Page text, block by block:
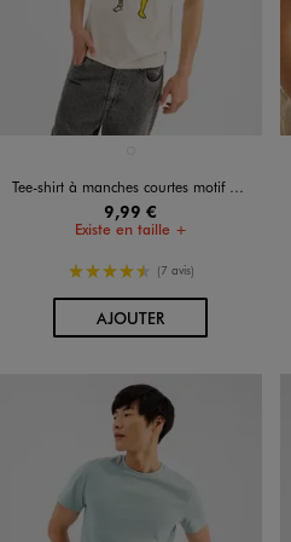
Tee-shirt à manches courtes motif squelette homme - Fortnite
9,99 €
Existe en taille +
4.5/5 de moyenne
(7 avis)
AJOUTERAU PANIER